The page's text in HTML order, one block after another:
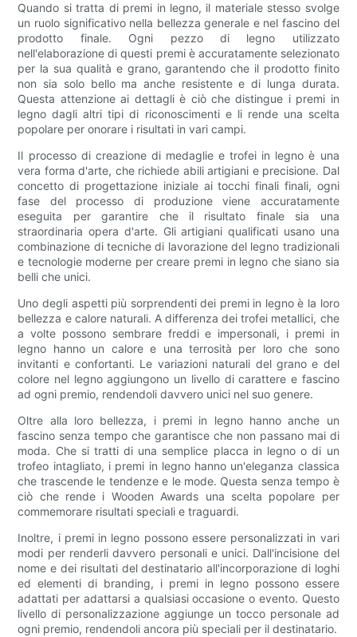
Quando si tratta di premi in legno, il materiale stesso svolge
un ruolo significativo nella bellezza generale e nel fascino del
prodotto finale. Ogni pezzo di legno utilizzato
nell'elaborazione di questi premi è accuratamente selezionato
per la sua qualità e grano, garantendo che il prodotto finito
non sia solo bello ma anche resistente e di lunga durata.
Questa attenzione ai dettagli è ciò che distingue i premi in
legno dagli altri tipi di riconoscimenti e li rende una scelta
popolare per onorare i risultati in vari campi.
Il processo di creazione di medaglie e trofei in legno è una
vera forma d'arte, che richiede abili artigiani e precisione. Dal
concetto di progettazione iniziale ai tocchi finali finali, ogni
fase del processo di produzione viene accuratamente
eseguita per garantire che il risultato finale sia una
straordinaria opera d'arte. Gli artigiani qualificati usano una
combinazione di tecniche di lavorazione del legno tradizionali
e tecnologie moderne per creare premi in legno che siano sia
belli che unici.
Uno degli aspetti più sorprendenti dei premi in legno è la loro
bellezza e calore naturali. A differenza dei trofei metallici, che
a volte possono sembrare freddi e impersonali, i premi in
legno hanno un calore e una terrosità per loro che sono
invitanti e confortanti. Le variazioni naturali del grano e del
colore nel legno aggiungono un livello di carattere e fascino
ad ogni premio, rendendoli davvero unici nel suo genere.
Oltre alla loro bellezza, i premi in legno hanno anche un
fascino senza tempo che garantisce che non passano mai di
moda. Che si tratti di una semplice placca in legno o di un
trofeo intagliato, i premi in legno hanno un'eleganza classica
che trascende le tendenze e le mode. Questa senza tempo è
ciò che rende i Wooden Awards una scelta popolare per
commemorare risultati speciali e traguardi.
Inoltre, i premi in legno possono essere personalizzati in vari
modi per renderli davvero personali e unici. Dall'incisione del
nome e dei risultati del destinatario all'incorporazione di loghi
ed elementi di branding, i premi in legno possono essere
adattati per adattarsi a qualsiasi occasione o evento. Questo
livello di personalizzazione aggiunge un tocco personale ad
ogni premio, rendendoli ancora più speciali per il destinatario.